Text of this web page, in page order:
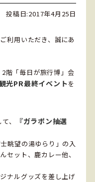
投稿日:2017年4月25日
利用いただき、誠にあ
階「毎日が旅行博」会
光PR最終イベントを
、
『ガラポン抽選
眺望の湯ゆらり」の入
セット、鹿カレー他、
ナルグッズを差し上げ